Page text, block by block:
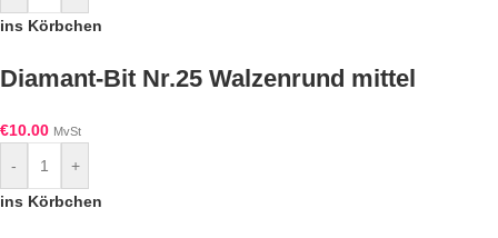
ins Körbchen
Diamant-Bit Nr.25 Walzenrund mittel
€10.00 MvSt
-
+
ins Körbchen